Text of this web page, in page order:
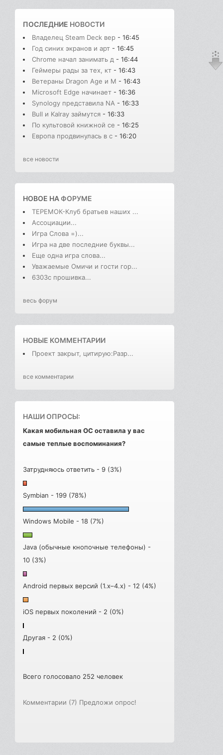
ПОСЛЕДНИЕ НОВОСТИ
Владелец Steam Deck вер - 16:45
Год синих экранов и арт - 16:45
Chrome начал занимать д - 16:44
Геймеры рады за тех, кт - 16:43
Ветераны Dragon Age и M - 16:43
Microsoft Edge начинает - 16:36
Synology представила NA - 16:33
Bull и Kalray займутся - 16:33
По культовой книжной се - 16:25
Европа продвинулась в с - 16:20
все новости
НОВОЕ НАФОРУМЕ
ТЕРЕМОК-Клуб братьев наших ...
Ассоциации...
Игра Слова =)...
Игра на две последние буквы...
Еще одна игра слова...
Уважаемые Омичи и гости гор...
6303с прошивка...
весь форум
НОВЫЕ КОММЕНТАРИИ
Проект закрыт, цитирую:Разр...
все комментарии
НАШИ ОПРОСЫ:
Какая мобильная ОС оставила у вас
самые теплые воспоминания?
Затрудняюсь ответить - 9 (3%)
Symbian - 199 (78%)
Windows Mobile - 18 (7%)
Java (обычные кнопочные телефоны) -
10 (3%)
Android первых версий (1.x–4.x) - 12 (4%)
iOS первых поколений - 2 (0%)
Другая - 2 (0%)
Всего голосовало 252 человек
Комментарии (7) Предложи опрос!